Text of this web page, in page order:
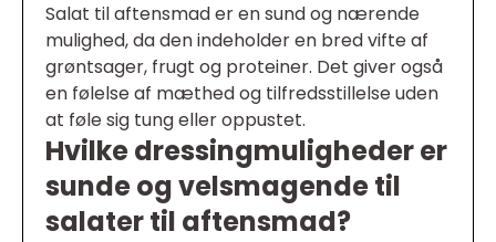
Salat til aftensmad er en sund og nærende
mulighed, da den indeholder en bred vifte af
grøntsager, frugt og proteiner. Det giver også
en følelse af mæthed og tilfredsstillelse uden
at føle sig tung eller oppustet.
Hvilke dressingmuligheder er
sunde og velsmagende til
salater til aftensmad?